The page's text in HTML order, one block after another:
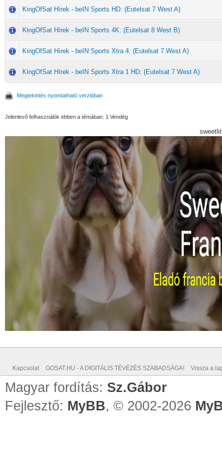
KingOfSat Hírek - beIN Sports HD: (Eutelsat 7 West A)
KingOfSat Hírek - beIN Sports 4K: (Eutelsat 8 West B)
KingOfSat Hírek - beIN Sports Xtra 4: (Eutelsat 7 West A)
KingOfSat Hírek - beIN Sports Xtra 1 HD: (Eutelsat 7 West A)
Megtekintés nyomtatható verzióban
Jelenlevő felhasználók ebben a témában: 1 Vendég
Kapcsolat GOSAT.HU - A DIGITÁLIS TÉVÉZÉS SZABADSÁGA! Vissza a
Magyar fordítás: Sz.Gábor
Fejlesztő: MyBB, © 2002-2026